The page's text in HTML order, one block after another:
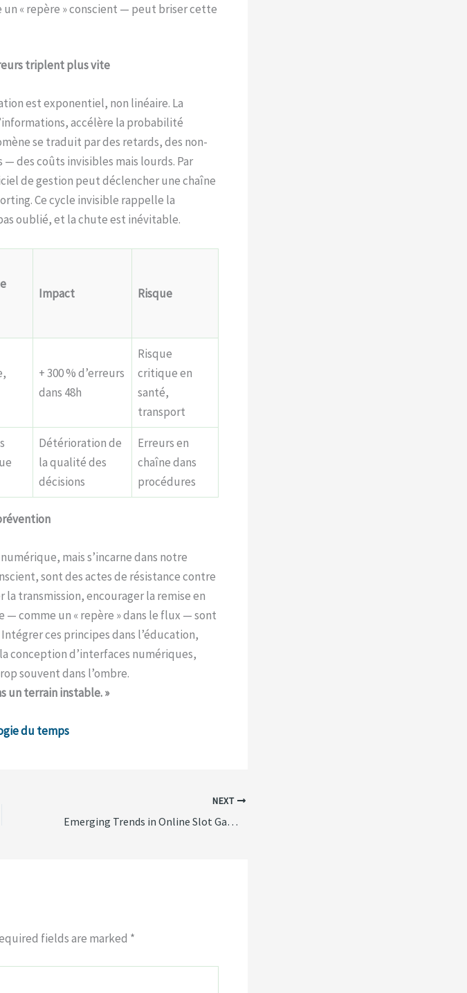
« repère » conscient — peut briser cette
triplent plus vite
est exponentiel, non linéaire. La
accélère la probabilité
se traduit par des retards, des non-
des coûts invisibles mais lourds. Par
de gestion peut déclencher une chaîne
Ce cycle invisible rappelle la
oublié, et la chute est inévitable.
Impact Risque
+ 300 % d’erreurs
dans 48h
Risque
critique en
santé,
transport
Détérioration de
la qualité des
décisions
Erreurs en
chaîne dans
procédures
mais s’incarne dans notre
sont des actes de résistance contre
la transmission, encourager la remise en
comme un « repère » dans le flux — sont
ces principes dans l’éducation,
conception d’interfaces numériques,
souvent dans l’ombre.
un terrain instable. »
du temps
NEXT
Emerging Trends in Online Slot Gaming: An Industry Expert Analysis
fields are marked *